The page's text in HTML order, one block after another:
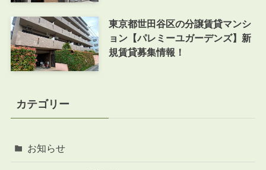
東京都世田谷区の分譲賃貸マンシ
ョン【パレミーユガーデンズ】新
規賃貸募集情報！
カテゴリー
お知らせ